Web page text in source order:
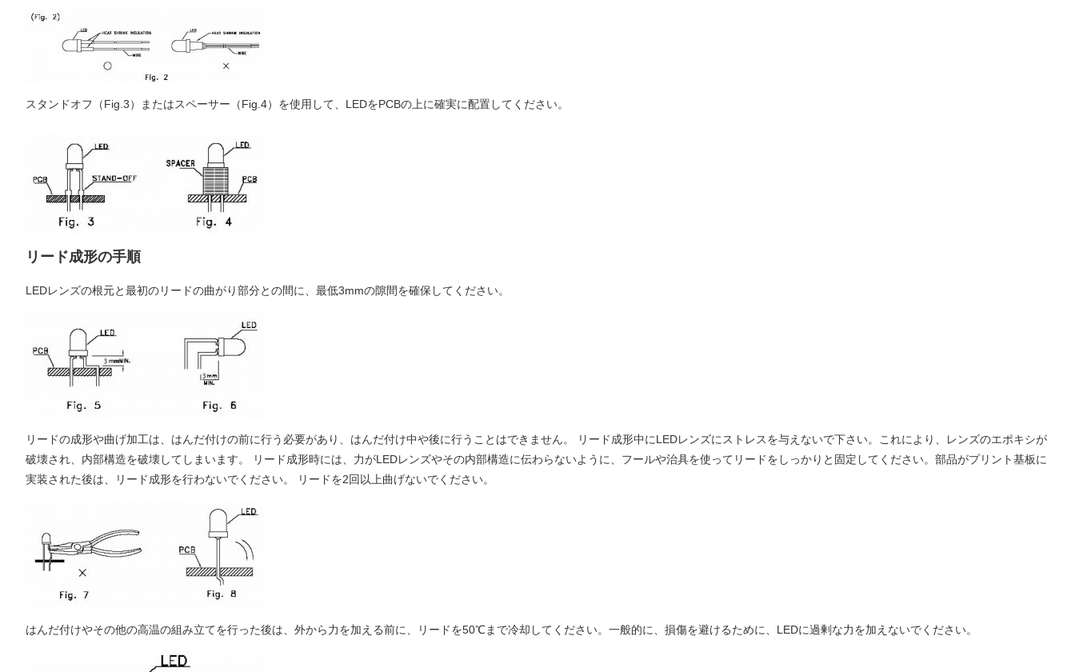
スタンドオフ（Fig.3）またはスペーサー（Fig.4）を使用して、LEDをPCBの上に確実に配置してください。
リード成形の手順
LEDレンズの根元と最初のリードの曲がり部分との間に、最低3mmの隙間を確保してください。
リードの成形や曲げ加工は、はんだ付けの前に行う必要があり、はんだ付け中や後に行うことはできません。 リード成形中にLEDレンズにストレスを与えないで下さい。これにより、レンズのエポキシが
破壊され、内部構造を破壊してしまいます。 リード成形時には、力がLEDレンズやその内部構造に伝わらないように、フールや治具を使ってリードをしっかりと固定してください。部品がプリント基板に
実装された後は、リード成形を行わないでください。 リードを2回以上曲げないでください。
はんだ付けやその他の高温の組み立てを行った後は、外から力を加える前に、リードを50℃まで冷却してください。一般的に、損傷を避けるために、LEDに過剰な力を加えないでください。